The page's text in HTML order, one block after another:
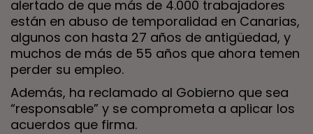
alertado de que más de 4.000 trabajadores
están en abuso de temporalidad en Canarias,
algunos con hasta 27 años de antigüedad, y
muchos de más de 55 años que ahora temen
perder su empleo.
Además, ha reclamado al Gobierno que sea
“responsable” y se comprometa a aplicar los
acuerdos que firma.